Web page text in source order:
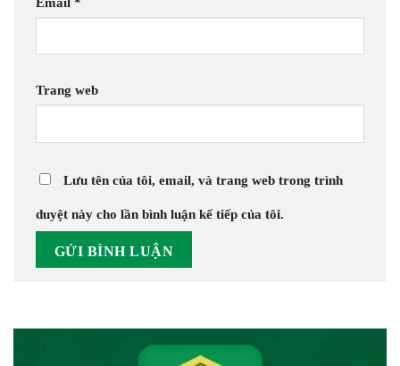
Trang web
Lưu tên của tôi, email, và trang web trong trình
duyệt này cho lần bình luận kế tiếp của tôi.